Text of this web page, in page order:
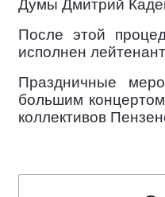
Думы Дмитрий
После этой
исполнен
Праздничные
большим
коллективов